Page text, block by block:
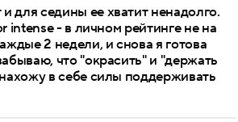
для седины ее хватит ненадолго.
- в личном рейтинге не на
2 недели, и снова я готова
что "окрасить" и "держать
в себе силы поддерживать